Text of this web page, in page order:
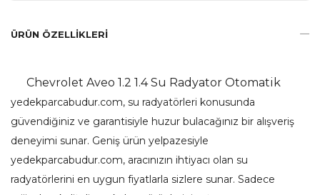
ÜRÜN ÖZELLIKLERI
Chevrolet Aveo 1.2 1.4 Su Radyator Otomatik
yedekparcabudur.com, su radyatörleri konusunda
güvendiğiniz ve garantisiyle huzur bulacağınız bir alışveriş
deneyimi sunar. Geniş ürün yelpazesiyle
yedekparcabudur.com, aracınızın ihtiyacı olan su
radyatörlerini en uygun fiyatlarla sizlere sunar. Sadece